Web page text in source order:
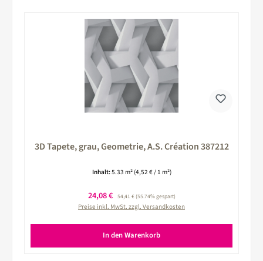
3D Tapete, grau, Geometrie, A.S. Création 387212
Inhalt:5.33 m² (4,52 € / 1 m²)
Verkaufspreis:
24,08 € Regulärer Preis:
54,41 €(55.74% gespart)
Preise inkl. MwSt. zzgl. Versandkosten
In den Warenkorb